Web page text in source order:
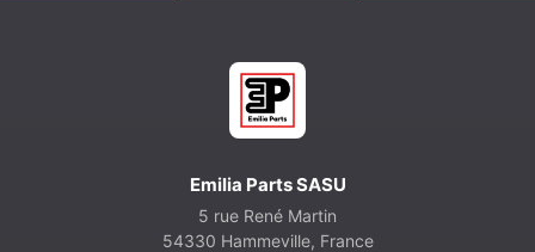
Emilia Parts SASU
5 rue René Martin
54330 Hammeville, France